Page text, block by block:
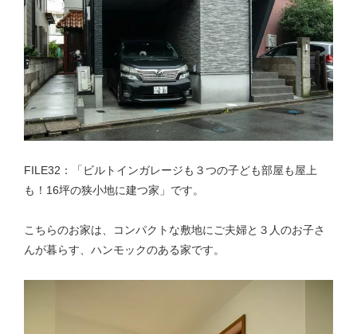
FILE32：「ビルトインガレージも３つの子ども部屋も屋上
も！16坪の狭小地に建つ家」です。
こちらのお家は、コンパクトな敷地にご夫婦と３人のお子さ
んが暮らす、ハンモックのある家です。